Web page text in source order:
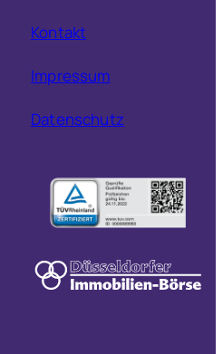
Kontakt
Impressum
Datenschutz